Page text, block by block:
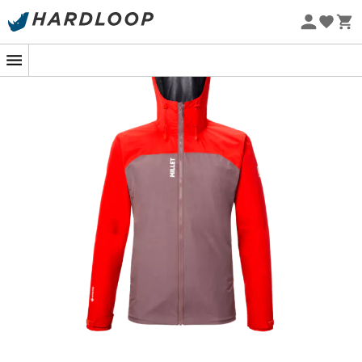
Nachhaltigkeit
Wenn der Himmel sich mitten in deiner Wanderung in
eine riesige Dusche verwandelt, wird die Regenjacke
für Herren
besten Verbündeten. Sie ist für Abenteurer gemacht, die
vor nichts zurückschrecken, und schützt dich effektiv vor
den Launen der Natur, ohne dabei auf Komfort zu
verzichten. Bist du bereit, mit einem Lächeln im Regen zu
Ausgestattet mit der
Gore-Tex 2-Lagen-Membran
bietet dir diese Jacke einen
optimalen Schutz
Wasser und sorgt gleichzeitig für außergewöhnliche
Atmungsaktivität. Schluss mit dem Sauna-Effekt bei
deinen sportlichen Aufstiegen! Ihre verschweißten
Nähte und die verstellbare Kapuzehalten dich trocken,